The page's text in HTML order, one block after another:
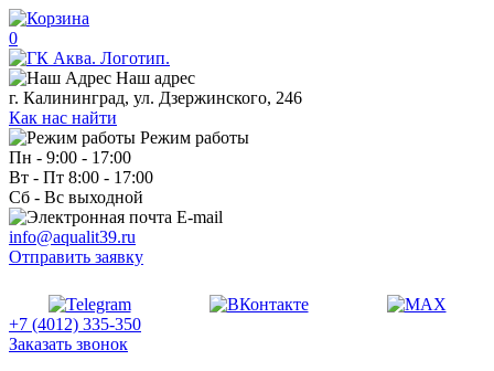
0
Наш адрес
г. Калининград, ул. Дзержинского, 246
Как нас найти
Режим работы
Пн - 9:00 - 17:00
Вт - Пт 8:00 - 17:00
Сб - Вс выходной
E-mail
info@aqualit39.ru
Отправить заявку
+7 (4012) 335-350
Заказать звонок